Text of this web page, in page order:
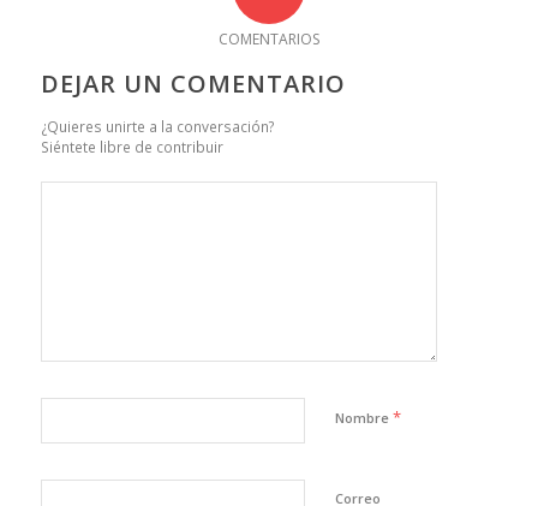
COMENTARIOS
DEJAR UN COMENTARIO
¿Quieres unirte a la conversación?
Siéntete libre de contribuir
Nombre *
Correo